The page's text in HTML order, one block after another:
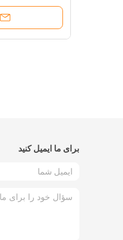
برای ما ایمیل کنید